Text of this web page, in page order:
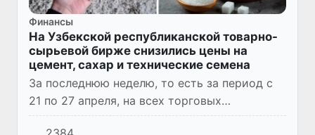
Финансы
На Узбекской республиканской товарно-
сырьевой бирже снизились цены на
цемент, сахар и технические семена
За последнюю неделю, то есть за период с
21 по 27 апреля, на всех торговых
платформах АО «Узбекской республиканской